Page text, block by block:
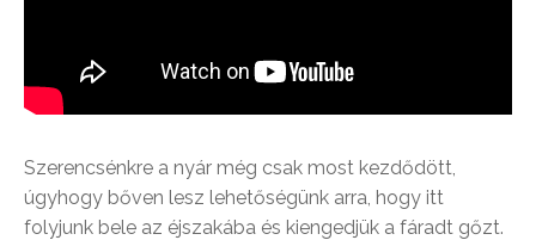
Szerencsénkre a nyár még csak most kezdődött,
úgyhogy bőven lesz lehetőségünk arra, hogy itt
folyjunk bele az éjszakába és kiengedjük a fáradt gőzt.